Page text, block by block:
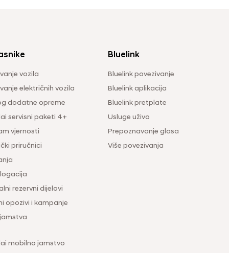
vozila
električnih vozila
dodatne opreme
servisni paketi 4+
vjernosti
priručnici
rezervni dijelovi
opozivi i kampanje
mobilno jamstvo
Bluelink
Bluelink povezivanje
Bluelink aplikacija
Bluelink pretplate
Usluge uživo
Prepoznavanje glasa
Više povezivanja